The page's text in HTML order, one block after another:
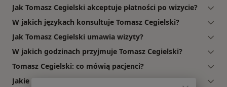
Jak Tomasz Cegielski akceptuje płatności po wizycie?
W jakich językach konsultuje Tomasz Cegielski?
Jak Tomasz Cegielski umawia wizyty?
W jakich godzinach przyjmuje Tomasz Cegielski?
Tomasz Cegielski: co mówią pacjenci?
Jakie ubezpieczenia akceptuje Tomasz Cegielski?